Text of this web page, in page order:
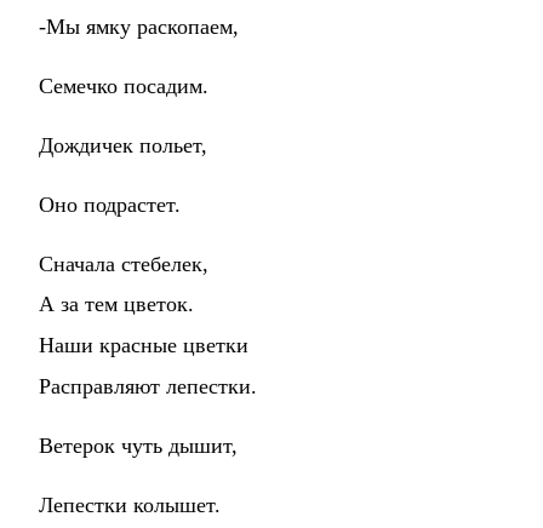
-Мы ямку раскопаем,
Семечко посадим.
Дождичек польет,
Оно подрастет.
Сначала стебелек,
А за тем цветок.
Наши красные цветки
Расправляют лепестки.
Ветерок чуть дышит,
Лепестки колышет.